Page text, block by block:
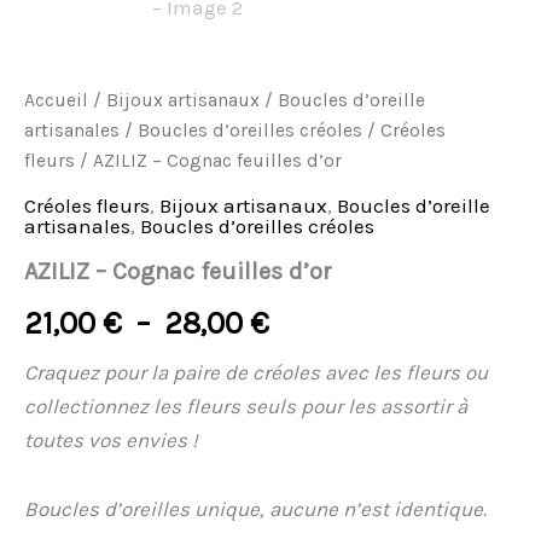
Accueil / Bijoux artisanaux / Boucles d’oreille
artisanales / Boucles d’oreilles créoles / Créoles
fleurs / AZILIZ – Cognac feuilles d’or
Créoles fleurs, Bijoux artisanaux, Boucles d’oreille
artisanales, Boucles d’oreilles créoles
AZILIZ – Cognac feuilles d’or
21,00 € – 28,00 €
Craquez pour la paire de créoles avec les fleurs ou
collectionnez les fleurs seuls pour les assortir à
toutes vos envies !
Boucles d’oreilles unique, aucune n’est identique.